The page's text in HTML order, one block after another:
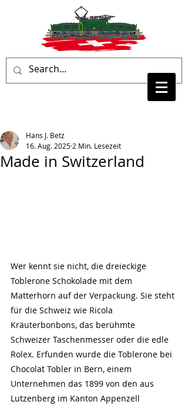
Made in Switzerland
Hans J. Betz
16. Aug. 2025 2 Min. Lesezeit
Wer kennt sie nicht, die dreieckige
Toblerone Schokolade mit dem
Matterhorn auf der Verpackung. Sie steht
für die Schweiz wie Ricola
Kräuterbonbons, das berühmte
Schweizer Taschenmesser oder die edle
Rolex. Erfunden wurde die Toblerone bei
Chocolat Tobler in Bern, einem
Unternehmen das 1899 von den aus
Lutzenberg im Kanton Appenzell